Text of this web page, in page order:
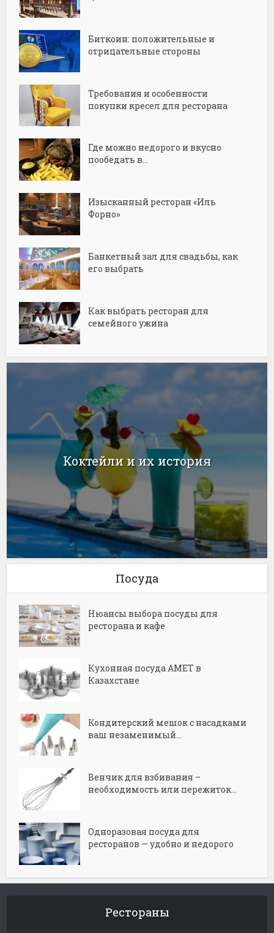
Биткоин: положительные и
отрицательные стороны
Требования и особенности
покупки кресел для ресторана
Где можно недорого и вкусно
пообедать в...
Изысканный ресторан «Иль
Форно»
Банкетный зал для свадьбы, как
его выбрать
Как выбрать ресторан для
семейного ужина
Коктейли и их история
Посуда
Нюансы выбора посуды для
ресторана и кафе
Кухонная посуда АМЕТ в
Казахстане
Кондитерский мешок с насадками
ваш незаменимый...
Венчик для взбивания –
необходимость или пережиток...
Одноразовая посуда для
ресторанов — удобно и недорого
Рестораны